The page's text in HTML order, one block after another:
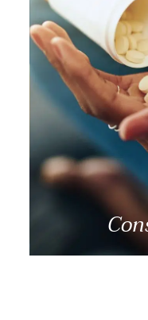
Si je devais me
qu’est-ce